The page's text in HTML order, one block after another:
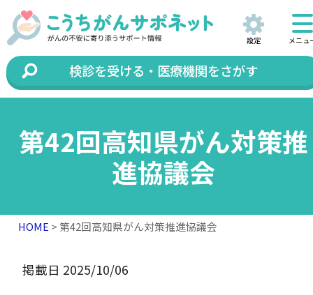
設定
検診を受ける・医療機関をさがす
メニュ
第42回高知県がん対策推
進協議会
HOME> 第42回高知県がん対策推進協議会
掲載日 2025/10/06